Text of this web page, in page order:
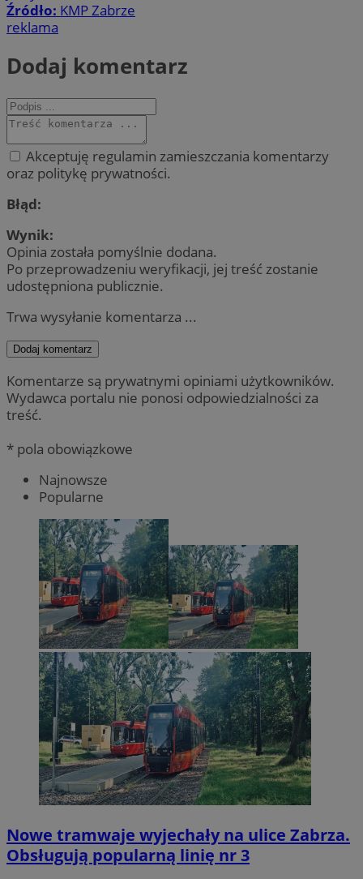
Źródło: KMP Zabrze
reklama
Dodaj komentarz
Akceptuję regulamin zamieszczania komentarzy
oraz politykę prywatności.
Błąd:
Wynik:
Opinia została pomyślnie dodana.
Po przeprowadzeniu weryfikacji, jej treść zostanie
udostępniona publicznie.
Trwa wysyłanie komentarza ...
Dodaj komentarz
Komentarze są prywatnymi opiniami użytkowników.
Wydawca portalu nie ponosi odpowiedzialności za
treść.
* pola obowiązkowe
Najnowsze
Popularne
Nowe tramwaje wyjechały na ulice Zabrza.
Obsługują popularną linię nr 3